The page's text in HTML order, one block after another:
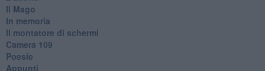
Il Mago
In memoria
Il montatore di schermi
Camera 109
Poesie
Appunti